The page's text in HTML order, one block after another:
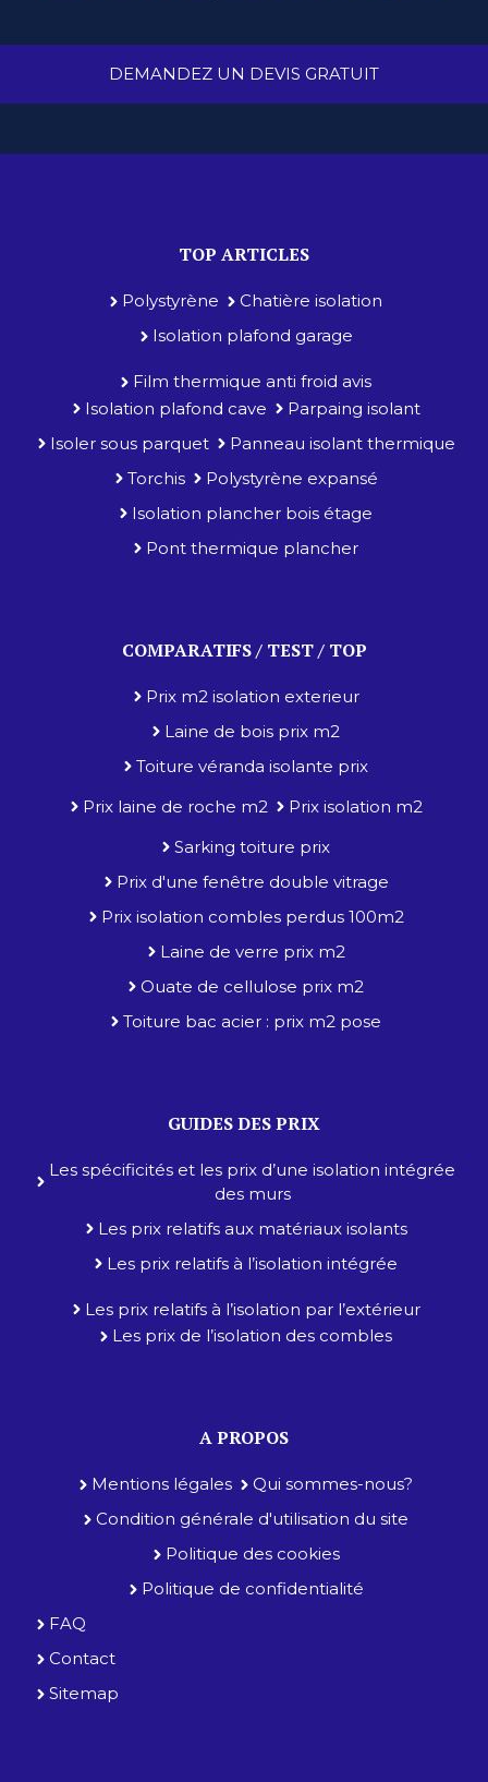
DEMANDEZ UN DEVIS GRATUIT
TOP ARTICLES
Polystyrène
Chatière isolation
Isolation plafond garage
Film thermique anti froid avis
Isolation plafond cave
Parpaing isolant
Isoler sous parquet
Panneau isolant thermique
Torchis
Polystyrène expansé
Isolation plancher bois étage
Pont thermique plancher
COMPARATIFS / TEST / TOP
Prix m2 isolation exterieur
Laine de bois prix m2
Toiture véranda isolante prix
Prix laine de roche m2
Prix isolation m2
Sarking toiture prix
Prix d'une fenêtre double vitrage
Prix isolation combles perdus 100m2
Laine de verre prix m2
Ouate de cellulose prix m2
Toiture bac acier : prix m2 pose
GUIDES DES PRIX
Les spécificités et les prix d’une isolation intégrée
des murs
Les prix relatifs aux matériaux isolants
Les prix relatifs à l’isolation intégrée
Les prix relatifs à l’isolation par l’extérieur
Les prix de l’isolation des combles
A PROPOS
Mentions légales
Qui sommes-nous?
Condition générale d'utilisation du site
Politique des cookies
Politique de confidentialité
FAQ
Contact
Sitemap